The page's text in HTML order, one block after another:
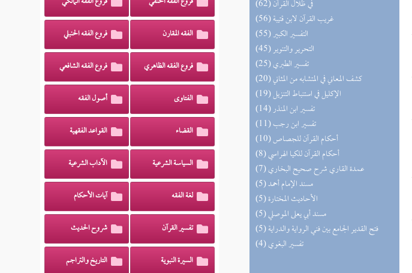
(62) في ظلال القرآن
(56) غريب القرآن لابن قتيبة
(55) التفسير الكبير
(45) التحرير والتنوير
(25) تفسير الطبري
(20) كشف المعاني في المتشابه من المثاني
(19) الإكليل في استنباط التنزيل
(14) تفسير ابن المنذر
(11) تفسير ابن رجب
(10) أحكام القرآن للجصاص
(8) أحكام القرآن للكيا الهراسي
(7) عمدة القاري شرح صحيح البخاري
(5) مسند الإمام أحمد
(5) الأحاديث المختارة
(5) مسند أبي يعلى الموصلي
(5) فتح القدير الجامع بين فني الرواية والدراية
(4) تفسير البغوي
الفقه المقارن فروع الفقه الحنبلي
فروع الفقه الظاهري فروع الفقه الشافعي
الفتاوى أصول الفقه
القضاء القواعد الفقهية
السياسة الشرعية الآداب الشرعية
لغة الفقه آيات الأحكام
تفسير القرآن شروح الحديث
السيرة النبوية التاريخ والتراجم